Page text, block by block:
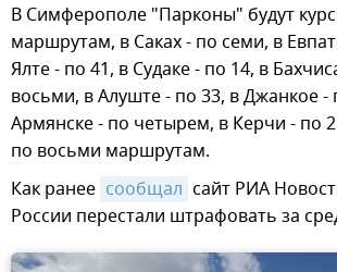
В Симферополе "Парконы" будут
маршрутам, в Саках - по семи, в
Ялте - по 41, в Судаке - по 14, в
восьми, в Алуште - по 33, в Джанкое -
Армянске - по четырем, в Керчи - по
по восьми маршрутам.
Как ранее сообщал сайт РИА
России перестали штрафовать за